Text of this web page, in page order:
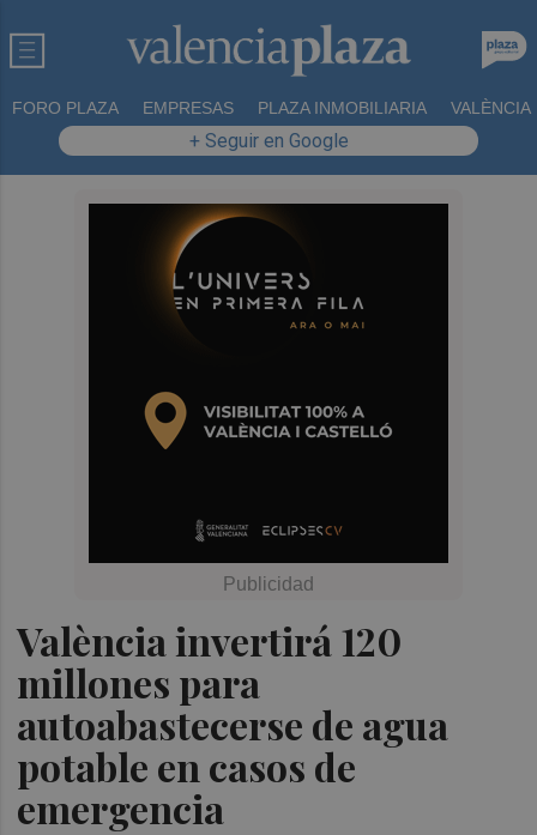
FORO PLAZA EMPRESAS PLAZA INMOBILIARIA VALÈNCIA
+ Seguir en Google
València invertirá 120
millones para
autoabastecerse de agua
potable en casos de
emergencia